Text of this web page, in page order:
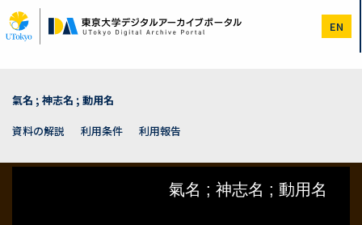
イ
ン
EN
氣名 ; 神志名 ; 動用名
資料の解説
利用条件 利用報告